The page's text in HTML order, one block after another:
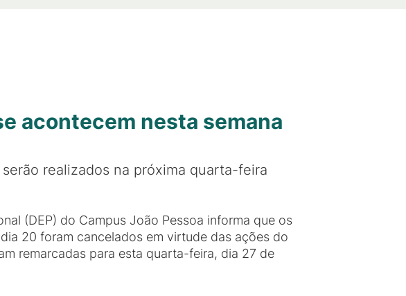
acontecem nesta semana
realizados na próxima quarta-feira
(DEP) do Campus João Pessoa informa que os
20 foram cancelados em virtude das ações do
remarcadas para esta quarta-feira, dia 27 de